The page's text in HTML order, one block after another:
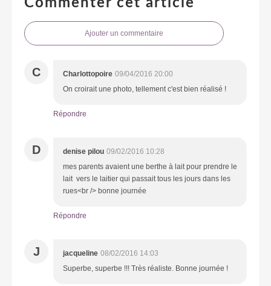
Ajouter un commentaire
C Charlottopoire 09/04/2016 20:00
On croirait une photo, tellement c'est bien réalisé !
Répondre
D denise pilou 09/02/2016 10:28
mes parents avaient une berthe à lait pour prendre le
lait vers le laitier qui passait tous les jours dans les
rues<br /> bonne journée
Répondre
J jacqueline 08/02/2016 14:03
Superbe, superbe !!! Très réaliste. Bonne journée !